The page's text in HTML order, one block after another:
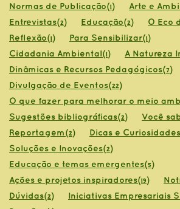
Normas de Publicação(1) Arte e
Entrevistas(2) Educação(2) O Eco
Reflexão(1) Para Sensibilizar(1)
Cidadania Ambiental(1) A Natureza
Dinâmicas e Recursos Pedagógicos(7)
Divulgação de Eventos(22)
O que fazer para melhorar o meio
Sugestões bibliográficas(2) Você
Reportagem(2) Dicas e Curiosidades
Soluções e Inovações(2)
Educação e temas emergentes(5)
Ações e projetos inspiradores(19)
Dúvidas(2) Iniciativas Empresariais